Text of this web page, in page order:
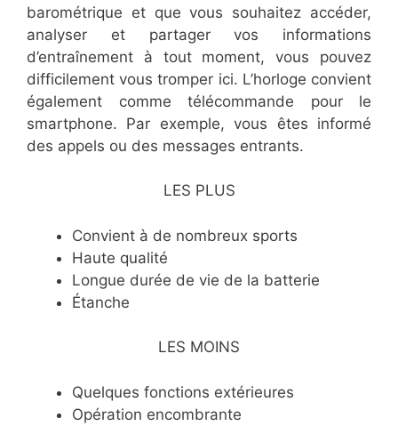
barométrique et que vous souhaitez accéder,
analyser et partager vos informations
d’entraînement à tout moment, vous pouvez
difficilement vous tromper ici. L’horloge convient
également comme télécommande pour le
smartphone. Par exemple, vous êtes informé
des appels ou des messages entrants.
LES PLUS
Convient à de nombreux sports
Haute qualité
Longue durée de vie de la batterie
Étanche
LES MOINS
Quelques fonctions extérieures
Opération encombrante